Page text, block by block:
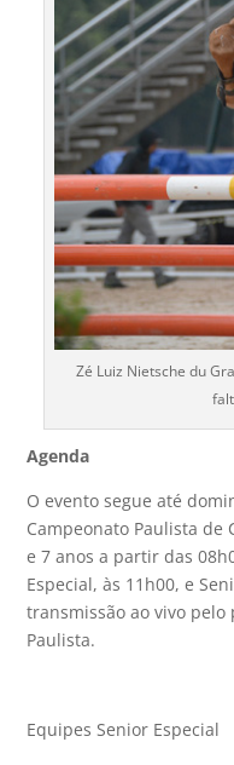
Zé Luiz Nietsche du
Agenda
O evento segue até
Campeonato Paulista de
e 7 anos a partir das
Especial, às 11h00, e
transmissão ao vivo pelo
Paulista.
Equipes Senior Especial